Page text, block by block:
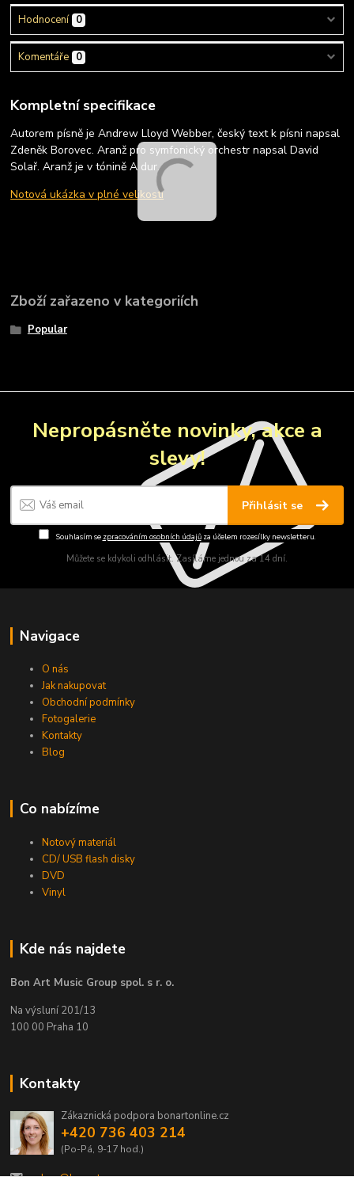
Hodnocení 0
Komentáře 0
Kompletní specifikace
Autorem písně je Andrew Lloyd Webber, český text k písni napsal
Zdeněk Borovec. Aranž pro symfonický orchestr napsal David
Solař. Aranž je v tónině A dur.
Notová ukázka v plné velikosti
Zboží zařazeno v kategoriích
Popular
Nepropásněte novinky, akce a
slevy!
Přihlásit se
Souhlasím se zpracováním osobních údajůza účelem rozesílky newsletteru.
Můžete se kdykoli odhlásit. Zasíláme jednou za 14 dní.
Navigace
O nás
Jak nakupovat
Obchodní podmínky
Fotogalerie
Kontakty
Blog
Co nabízíme
Notový materiál
CD/ USB flash disky
DVD
Vinyl
Kde nás najdete
Bon Art Music Group spol. s r. o.
Na výsluní 201/13
100 00 Praha 10
Kontakty
Zákaznická podpora bonartonline.cz
+420 736 403 214
(Po-Pá, 9-17 hod.)
eshop@bonart.cz